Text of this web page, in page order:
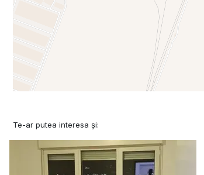
Te-ar putea interesa și: